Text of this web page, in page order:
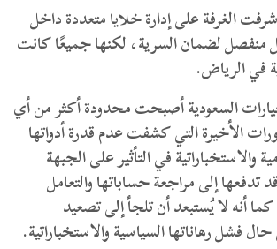
الغرفة على إدارة خلايا متعددة داخل
منفصل لضمان السرية، لكنها جميعًا كانت
في الرياض.
السعودية أصبحت محدودة أكثر من أي
الأخيرة التي كشفت عدم قدرة أدواتها
والاستخباراتية في التأثير على الجبهة
تدفعها إلى مراجعة حساباتها والتعامل
أنه لا يُستبعد أن تلجأ إلى تصعيد
رهاناتها السياسية والاستخباراتية.